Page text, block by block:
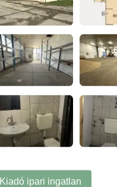
Kiadó ipari ingatlan